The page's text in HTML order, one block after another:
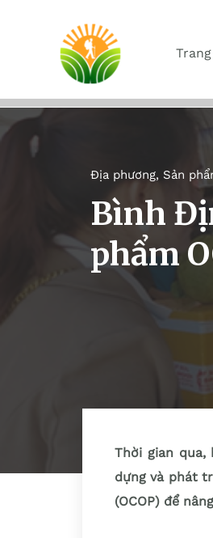
Địa phương, Sản
Bình
phẩm
Thời gian
dựng và phát
(OCOP) để